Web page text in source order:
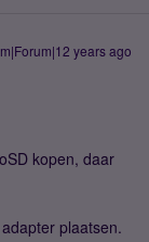
years ago
kopen, daar
plaatsen.